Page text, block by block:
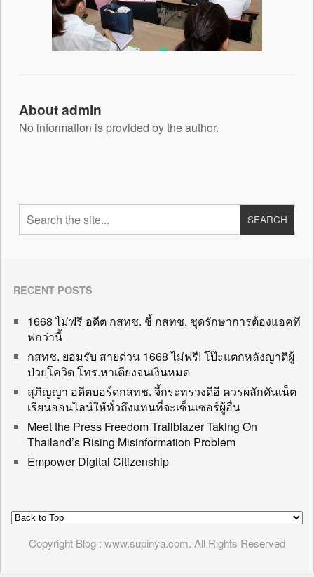
About admin
No information is provided by the author.
RECENT POSTS
1668 ไม่ฟรี อดีต กสทช. ชี้ กสทช. ชุดรักษาการต้องแอคที
ฟกว่านี้
กสทช. ยอมรับ สายด่วน 1668 ไม่ฟรี! โป๊ะแตกหลังญาติผู้
ป่วยโควิด โทร.หาเตียงจนเงินหมด
สุภิญญา อดีตบอร์ดกสทช. จี้กระทรวงดีอี ควรผลักดันเน็ต
เรียนออนไลน์ให้ทั่วถึงแทนที่จะเซ็นเซอร์ผู้อื่น
Meet the Press Freedom Trailblazer Taking On
Thailand’s Rising Misinformation Problem
Empower Digital Citizenship
Copyright Blog : www.supinya.com. All Rights Reserved